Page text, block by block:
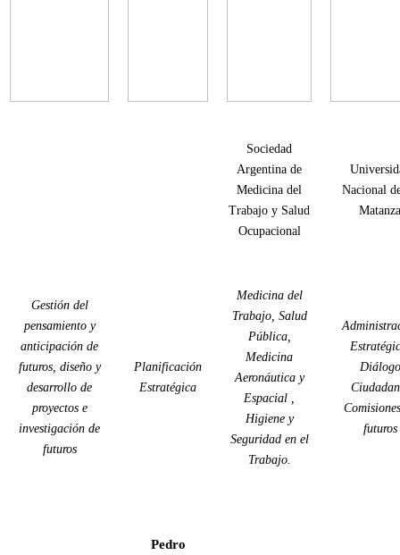
Sociedad
Argentina de
Medicina del
Trabajo y Salud
Ocupacional
Nacional
Matanza
Gestión del
pensamiento y
anticipación de
futuros, diseño y
desarrollo de
proyectos e
investigación de
futuros
Planificación
Estratégica
Medicina del
Trabajo, Salud
Pública,
Medicina
Aeronáutica y
Espacial ,
Higiene y
Seguridad en el
Trabajo.
Diálogo
futuros
Pedro